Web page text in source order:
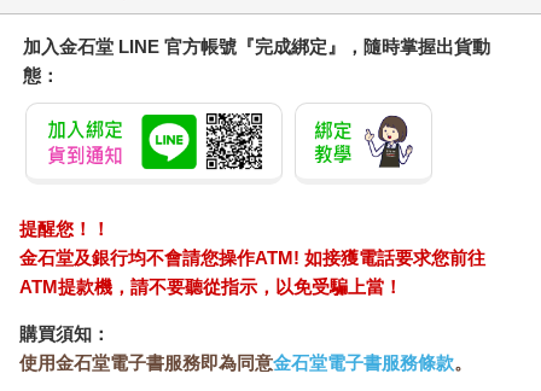
社群媒體的「關心種子」中沒有真正的有錢人
我們的日常生活早已與社群媒體密切相關。人們一邊窺探別人的
生活，一邊將可以向他人展示近況的工具掌握在手中，只要有空
就會點開社群媒體。然而，上傳到社群媒體的照片中，有很多是
會引起反效果的內容，其中最具代表性的就是「自戀型」照片。
實際上，每十名社群媒體用戶中就有七人（68.8%）回答，大家
在社群媒體上看到的面貌就是那個人的真實面貌。
當然，適度的自戀是必要的，就像韓文中有一句話說，「健康的
『關心種子 』能夠得到關注。」隨著社群媒體的發達，人們對於
博取關注的「關心種子」的視線也變得寬容許多。過去人們普遍
認為關心種子總是為了博取關注而採取過度的舉動和言詞，但現
在的氛圍開始轉變成接受關心種子是透過那些行為來宣傳自己是
什麼樣的人，並且展示自己喜好的人。根據韓國的研究顯示，
加入金石堂 LINE 官方帳號『完成綁定』，隨時掌握出貨動
態：
提醒您！！
金石堂及銀行均不會請您操作ATM! 如接獲電話要求您前往
ATM提款機，請不要聽從指示，以免受騙上當！
購買須知：
使用金石堂電子書服務即為同意金石堂電子書服務條款。